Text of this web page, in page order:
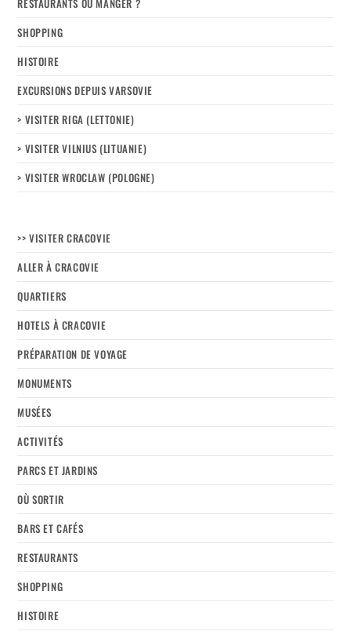
SHOPPING
HISTOIRE
EXCURSIONS DEPUIS VARSOVIE
> VISITER RIGA (LETTONIE)
> VISITER VILNIUS (LITUANIE)
> VISITER WROCLAW (POLOGNE)
>> VISITER CRACOVIE
ALLER À CRACOVIE
QUARTIERS
HOTELS À CRACOVIE
PRÉPARATION DE VOYAGE
MONUMENTS
MUSÉES
ACTIVITÉS
PARCS ET JARDINS
OÙ SORTIR
BARS ET CAFÉS
RESTAURANTS
SHOPPING
HISTOIRE